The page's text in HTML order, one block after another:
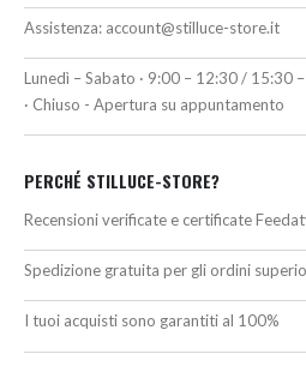
Assistenza: account@stilluce-store.it
Lunedì – Sabato · 9:00 – 12:30 / 15:30
· Chiuso - Apertura su appuntamento
PERCHÉ STILLUCE-STORE?
Recensioni verificate e certificate
Spedizione gratuita per gli ordini
I tuoi acquisti sono garantiti al 100%